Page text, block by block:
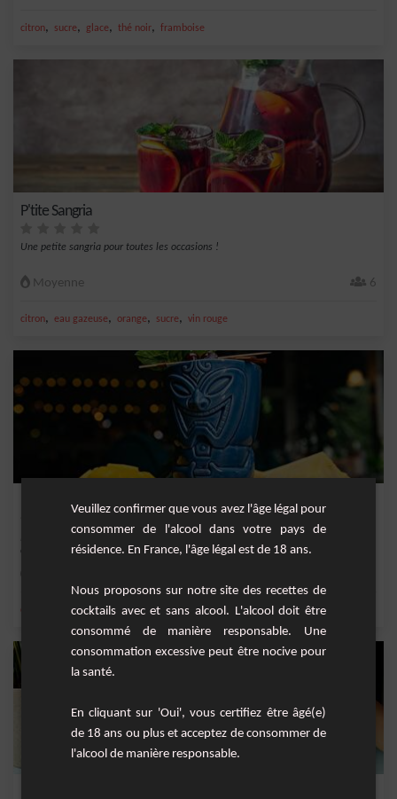
citron, sucre, glace, thé noir, framboise
P'tite Sangria
Une petite sangria pour toutes les occasions !
Moyenne 6
citron, eau gazeuse, orange, sucre, vin rouge
Le Mai Tai Exotique : Délice Mangue, Ananas et Cannelle
Préparez-vous à être transporté dans un paradis tropical avec notre nouvelle
création,...
citron jus d'ananas, ananas ,citron vert frais, jus de citron vert
Veuillez confirmer que vous avez l'âge légal pour
consommer de l'alcool dans votre pays de
résidence. En France, l'âge légal est de 18 ans.
Nous proposons sur notre site des recettes de
cocktails avec et sans alcool. L'alcool doit être
consommé de manière responsable. Une
consommation excessive peut être nocive pour
la santé.
En cliquant sur 'Oui', vous certifiez être âgé(e)
de 18 ans ou plus et acceptez de consommer de
l'alcool de manière responsable.